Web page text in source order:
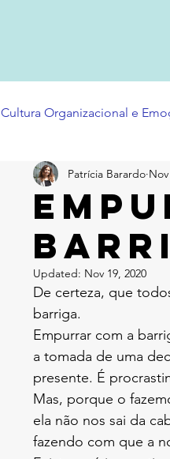
Cultura Organizacional e
Patrícia Barardo
Updated: Nov 19, 2020
De certeza, que
barriga.
Empurrar com a
a tomada de uma
presente. É
Mas, porque o
ela não nos sai da
fazendo com que a